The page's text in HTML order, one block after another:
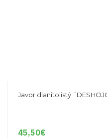
Javor dlanitolistý
45,50€